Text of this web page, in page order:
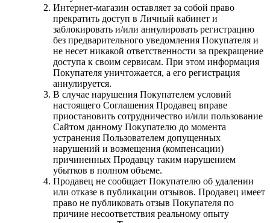
Интернет-магазин оставляет за собой право
прекратить доступ в Личный кабинет и
заблокировать и/или аннулировать регистрацию
без предварительного уведомления Покупателя и
не несет никакой ответственности за прекращение
доступа к своим сервисам. При этом информация
Покупателя уничтожается, а его регистрация
аннулируется.
В случае нарушения Покупателем условий
настоящего Соглашения Продавец вправе
приостановить сотрудничество и/или пользование
Сайтом данному Покупателю до момента
устранения Пользователем допущенных
нарушений и возмещения (компенсации)
причиненных Продавцу таким нарушением
убытков в полном объеме.
Продавец не сообщает Покупателю об удалении
или отказе в публикации отзывов. Продавец имеет
право не публиковать отзыв Покупателя по
причине несоответствия реальному опыту